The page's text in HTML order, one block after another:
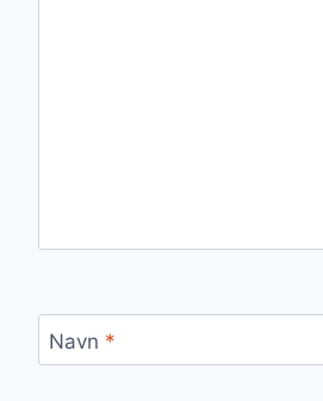
Navn *